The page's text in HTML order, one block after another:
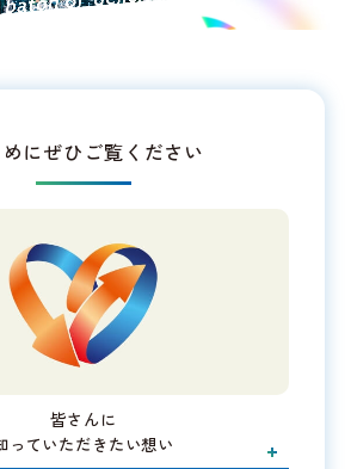
にぜひご覧ください
皆さんに
っていただきたい想い